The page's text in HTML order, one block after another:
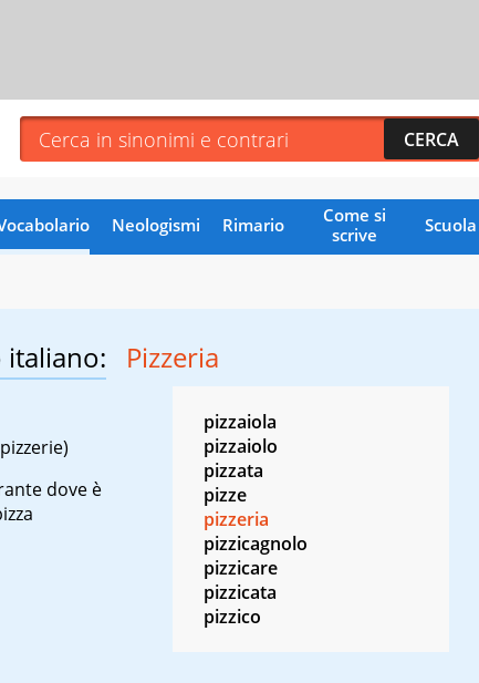
Neologismi Rimario
Come si
scrive
Scuola
italiano: Pizzeria
dove è
pizzaiola
pizzaiolo
pizzata
pizze
pizzeria
pizzicagnolo
pizzicare
pizzicata
pizzico